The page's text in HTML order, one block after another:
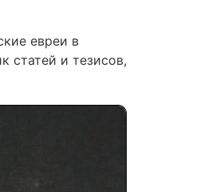
евреи в
статей и тезисов,